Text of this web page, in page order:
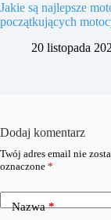
Jakie są najlepsze
początkujących
20 listopada
Dodaj komentarz
Twój adres email nie
oznaczone *
Nazwa*